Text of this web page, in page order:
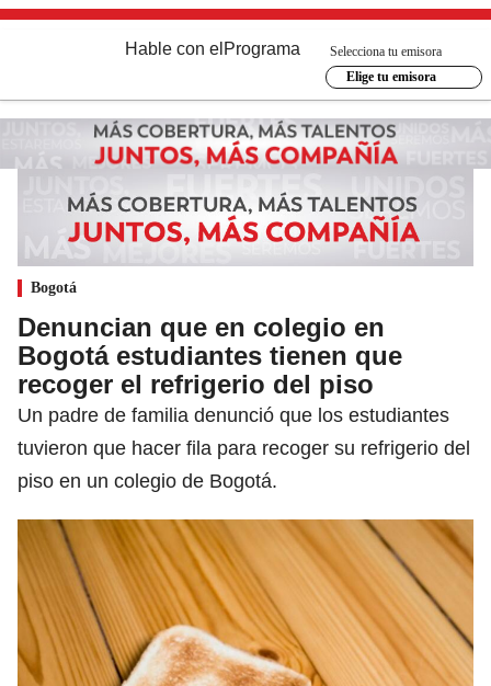
Hable con el Programa
Selecciona tu emisora
Elige tu emisora
Bogotá
Denuncian que en colegio en
Bogotá estudiantes tienen que
recoger el refrigerio del piso
Un padre de familia denunció que los estudiantes
tuvieron que hacer fila para recoger su refrigerio del
piso en un colegio de Bogotá.